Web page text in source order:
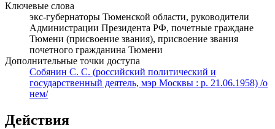
Ключевые слова
экс-губернаторы Тюменской области, руководители
Администрации Президента РФ, почетные граждане
Тюмени (присвоение звания), присвоение звания
почетного гражданина Тюмени
Дополнительные точки доступа
Собянин С. С. (российский политический и
государственный деятель, мэр Москвы : р. 21.06.1958) /о
нем/
Действия